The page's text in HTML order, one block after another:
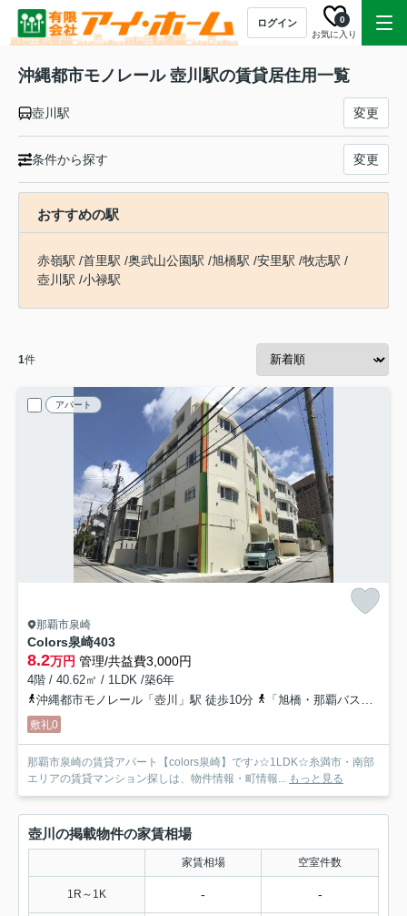
ログイン
お気に入り
0
沖縄都市モノレール 壺川駅の賃貸居住用一覧
壺川駅 変更
条件から探す 変更
おすすめの駅
赤嶺駅 /首里駅 /奥武山公園駅 /旭橋駅 /安里駅 /牧志駅 /
壺川駅 /小禄駅
1件
アパート
那覇市泉崎
Colors泉崎403
8.2万円 管理/共益費3,000円
4階 / 40.62㎡ / 1LDK /築6年
沖縄都市モノレール「壺川」駅 徒歩10分
「旭橋・那覇バスターミナルバス停」バス停下車 徒歩4分
敷礼0
那覇市泉崎の賃貸アパート【colors泉崎】です♪☆1LDK☆糸満市・南部
エリアの賃貸マンション探しは、物件情報・町情報... もっと見る
壺川の掲載物件の家賃相場
家賃相場 空室件数
1R～1K - -